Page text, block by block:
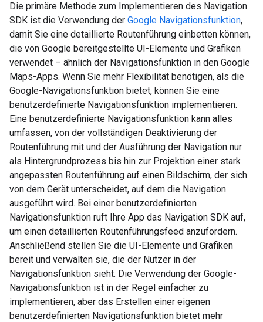
Die primäre Methode zum Implementieren des Navigation
SDK ist die Verwendung der Google Navigationsfunktion,
damit Sie eine detaillierte Routenführung einbetten können,
die von Google bereitgestellte UI-Elemente und Grafiken
verwendet – ähnlich der Navigationsfunktion in den Google
Maps-Apps. Wenn Sie mehr Flexibilität benötigen, als die
Google-Navigationsfunktion bietet, können Sie eine
benutzerdefinierte Navigationsfunktion implementieren.
Eine benutzerdefinierte Navigationsfunktion kann alles
umfassen, von der vollständigen Deaktivierung der
Routenführung mit und der Ausführung der Navigation nur
als Hintergrundprozess bis hin zur Projektion einer stark
angepassten Routenführung auf einen Bildschirm, der sich
von dem Gerät unterscheidet, auf dem die Navigation
ausgeführt wird. Bei einer benutzerdefinierten
Navigationsfunktion ruft Ihre App das Navigation SDK auf,
um einen detaillierten Routenführungsfeed anzufordern.
Anschließend stellen Sie die UI-Elemente und Grafiken
bereit und verwalten sie, die der Nutzer in der
Navigationsfunktion sieht. Die Verwendung der Google-
Navigationsfunktion ist in der Regel einfacher zu
implementieren, aber das Erstellen einer eigenen
benutzerdefinierten Navigationsfunktion bietet mehr